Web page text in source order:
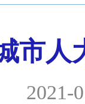
市人
2021-